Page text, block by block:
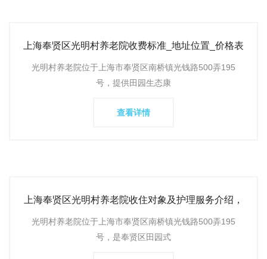
上海奉贤区光明村养老院收费标准_地址位置_价格表
光明村养老院位于上海市奉贤区南桥镇光钱路500弄195
号，提供田园生态康
查看详情
上海奉贤区光明村养老院收住对象及护理服务介绍，
光明村养老院位于上海市奉贤区南桥镇光钱路500弄195
号，是奉贤区田园式